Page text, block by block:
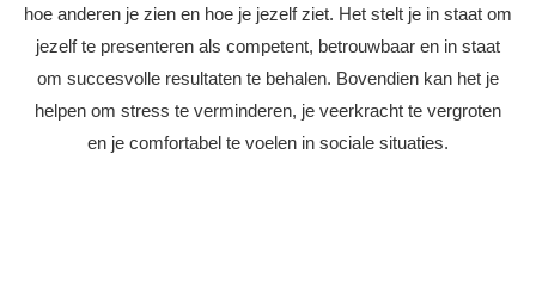
hoe anderen je zien en hoe je jezelf ziet. Het stelt je in staat om
jezelf te presenteren als competent, betrouwbaar en in staat
om succesvolle resultaten te behalen. Bovendien kan het je
helpen om stress te verminderen, je veerkracht te vergroten
en je comfortabel te voelen in sociale situaties.